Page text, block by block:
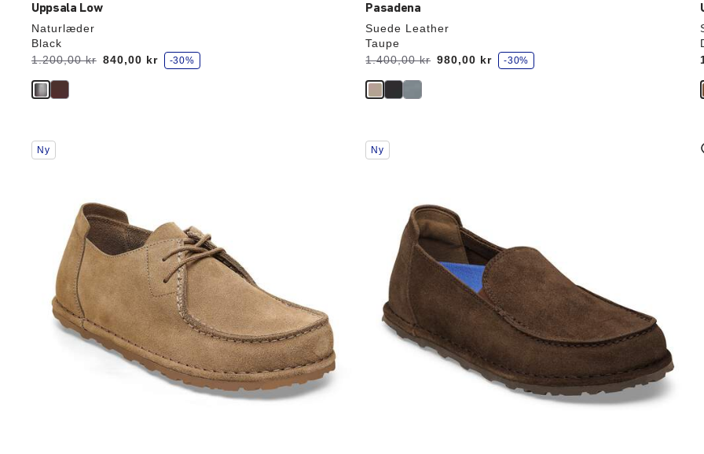
Uppsala Low
Naturlæder
Black
Før:
1.200,00 kr
nu 840,00 kr
s
p
r
-30%
Pasadena
Suede Leather
Taupe
Før:
1.400,00 kr
nu 980,00 kr
s
p
r
-30%
Interaktion
med
produktbilledet
Ny
Interaktion
med
produktbilledet
Ny